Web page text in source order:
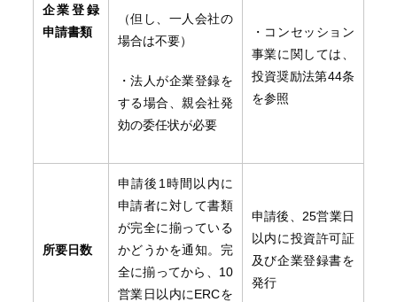
企業登録
申請書類
（但し、一人会社の
場合は不要）
・法人が企業登録を
する場合、親会社発
効の委任状が必要
・コンセッション
事業に関しては、
投資奨励法第44条
を参照
所要日数
申請後1時間以内に
申請者に対して書類
が完全に揃っている
かどうかを通知。完
全に揃ってから、10
営業日以内にERCを
申請後、25営業日
以内に投資許可証
及び企業登録書を
発行